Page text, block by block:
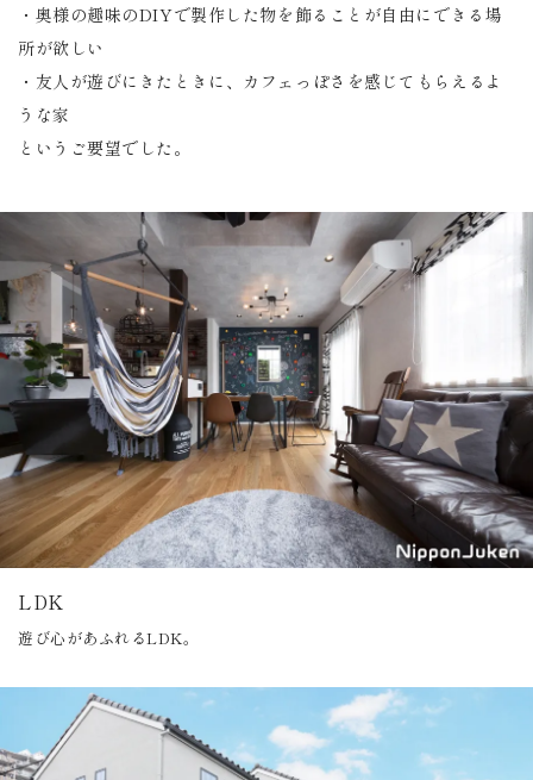
・奥様の趣味のDIYで製作した物を飾ることが自由にできる場
所が欲しい
・友人が遊びにきたときに、カフェっぽさを感じてもらえるよ
うな家
というご要望でした。
LDK
遊び心があふれるLDK。